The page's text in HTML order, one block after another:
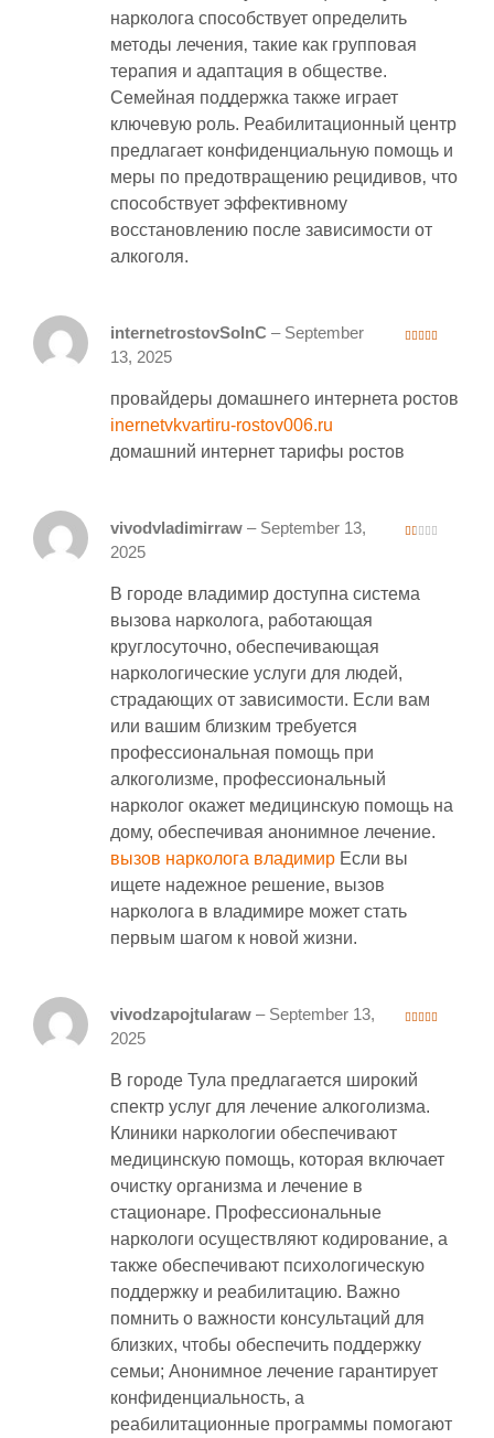
нарколога способствует определить
методы лечения‚ такие как групповая
терапия и адаптация в обществе.
Семейная поддержка также играет
ключевую роль. Реабилитационный центр
предлагает конфиденциальную помощь и
меры по предотвращению рецидивов‚ что
способствует эффективному
восстановлению после зависимости от
алкоголя.
internetrostovSoInC – September
13, 2025
провайдеры домашнего интернета ростов
inernetvkvartiru-rostov006.ru
домашний интернет тарифы ростов
5
vivodvladimirraw – September 13,
2025
В городе владимир доступна система
вызова нарколога, работающая
круглосуточно, обеспечивающая
наркологические услуги для людей,
страдающих от зависимости. Если вам
или вашим близким требуется
профессиональная помощь при
алкоголизме, профессиональный
нарколог окажет медицинскую помощь на
дому, обеспечивая анонимное лечение.
вызов нарколога владимир Если вы
ищете надежное решение, вызов
нарколога в владимире может стать
первым шагом к новой жизни.
vivodzapojtularaw – September 13,
2025
В городе Тула предлагается широкий
спектр услуг для лечение алкоголизма.
Клиники наркологии обеспечивают
медицинскую помощь, которая включает
очистку организма и лечение в
стационаре. Профессиональные
наркологи осуществляют кодирование, а
также обеспечивают психологическую
поддержку и реабилитацию. Важно
помнить о важности консультаций для
близких, чтобы обеспечить поддержку
семьи; Анонимное лечение гарантирует
конфиденциальность, а
реабилитационные программы помогают